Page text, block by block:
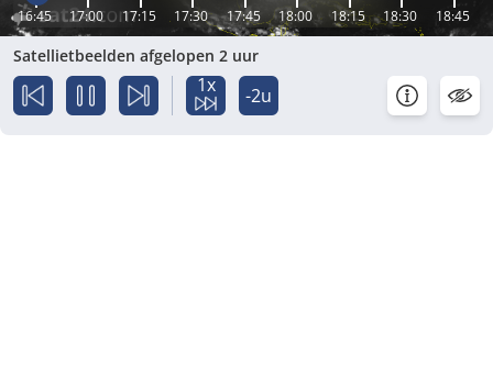
16:45 17:00 17:15 17:30 17:45 18:00 18:15 18:30 18:45
Satellietbeelden afgelopen 2 uur
1x -2u